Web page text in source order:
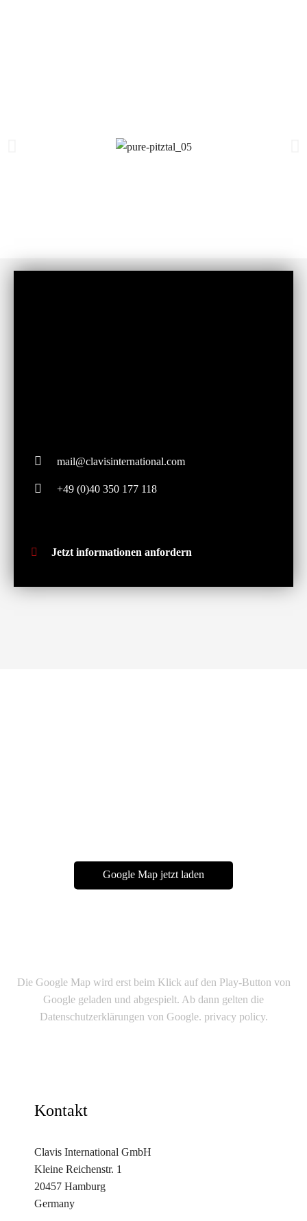
mail@clavisinternational.com
+49 (0)40 350 177 118
Jetzt informationen anfordern
Die Google Map wird erst beim Klick auf den Play-Button von
Google geladen und abgespielt. Ab dann gelten die
Datenschutzerklärungen von Google. privacy policy.
Kontakt
Clavis International GmbH
Kleine Reichenstr. 1
20457 Hamburg
Germany